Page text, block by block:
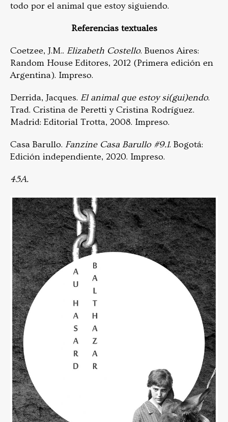
todo por el animal que estoy siguiendo.
Referencias textuales
Coetzee, J.M.. Elizabeth Costello. Buenos Aires:
Random House Editores, 2012 (Primera edición en
Argentina). Impreso.
Derrida, Jacques. El animal que estoy si(gui)endo.
Trad. Cristina de Peretti y Cristina Rodríguez.
Madrid: Editorial Trotta, 2008. Impreso.
Casa Barullo. Fanzine Casa Barullo #9.1. Bogotá:
Edición independiente, 2020. Impreso.
45A.